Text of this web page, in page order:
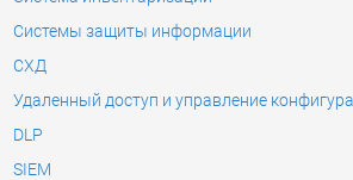
Системы защиты информации
СХД
Удаленный доступ и управление
DLP
SIEM